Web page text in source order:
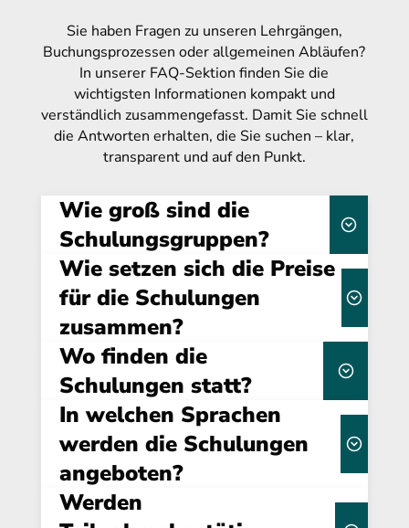
Sie haben Fragen zu unseren Lehrgängen,
Buchungsprozessen oder allgemeinen Abläufen?
In unserer FAQ-Sektion finden Sie die
wichtigsten Informationen kompakt und
verständlich zusammengefasst. Damit Sie schnell
die Antworten erhalten, die Sie suchen – klar,
transparent und auf den Punkt.
Wie groß sind die
Schulungsgruppen?
kleinen Gruppen
von maximal 15 Teilnehmern
Massen-Webinare gibt es
bei uns nicht.
Über uns
Wie setzen sich die Preise
für die Schulungen
zusammen?
Dauer, Format
(Online/Präsenz) und individuellen
Anforderungen
Wo finden die
Schulungen statt?
flexibel buchbar –
sowohl online als auch in Präsenz
interaktive
Gestaltung durch unsere Referenten
In welchen Sprachen
werden die Schulungen
angeboten?
Deutsch
Werden